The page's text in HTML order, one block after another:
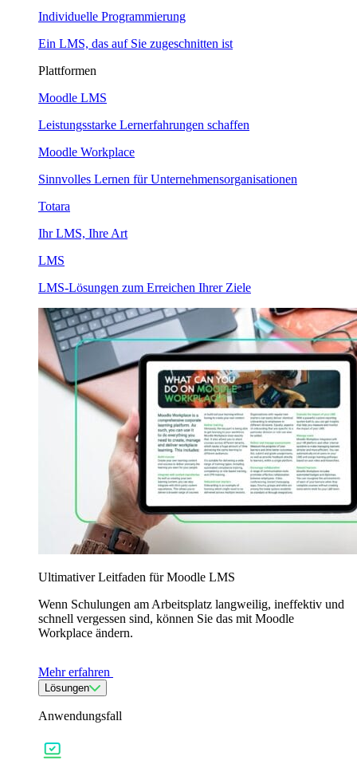
Individuelle Programmierung
Ein LMS, das auf Sie zugeschnitten ist
Plattformen
Moodle LMS
Leistungsstarke Lernerfahrungen schaffen
Moodle Workplace
Sinnvolles Lernen für Unternehmensorganisationen
Totara
Ihr LMS, Ihre Art
LMS
LMS-Lösungen zum Erreichen Ihrer Ziele
Ultimativer Leitfaden für Moodle LMS
Wenn Schulungen am Arbeitsplatz langweilig, ineffektiv und
schnell vergessen sind, können Sie das mit Moodle
Workplace ändern.
Mehr erfahren
Lösungen
Anwendungsfall